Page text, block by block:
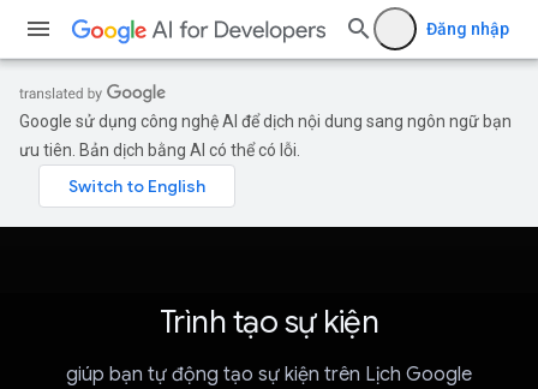
Đăng nhập
Google sử dụng công nghệ AI để dịch nội dung sang ngôn ngữ bạn
ưu tiên. Bản dịch bằng AI có thể có lỗi.
Trình tạo sự kiện
giúp bạn tự động tạo sự kiện trên Lịch Google